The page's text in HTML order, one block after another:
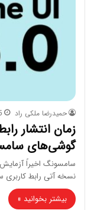
حمیدرضا ملکی راد 5
گوشی‌های
نسخه آتی رابط
بیشتر بخوانید »